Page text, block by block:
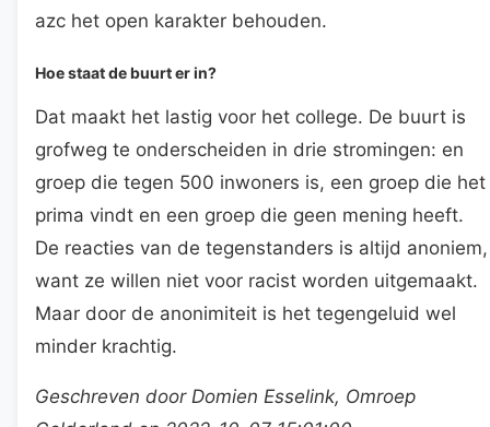
azc het open karakter behouden.
Hoe staat de buurt er in?
Dat maakt het lastig voor het college. De buurt is
grofweg te onderscheiden in drie stromingen: en
groep die tegen 500 inwoners is, een groep die het
prima vindt en een groep die geen mening heeft.
De reacties van de tegenstanders is altijd anoniem,
want ze willen niet voor racist worden uitgemaakt.
Maar door de anonimiteit is het tegengeluid wel
minder krachtig.
Geschreven door Domien Esselink, Omroep